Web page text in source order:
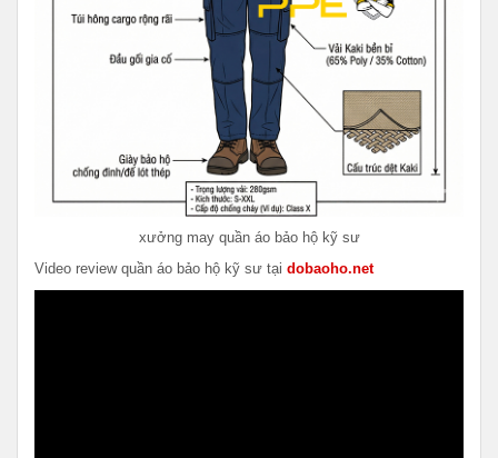
xưởng may quần áo bảo hộ kỹ sư
Video review quần áo bảo hộ kỹ sư tại dobaoho.net